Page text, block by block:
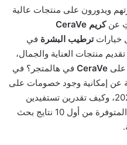
ويدورون على منتجات عالية
عن
كريم CeraVe
خياراتترطيب البشرة في
منتجات العناية والجمال،
على CeraVe في هالمتجر؟ في
عن إمكانية وجود خصومات على
خلال 2025، وكيف تقدرين تستفيدين
منها. بنستند على أحدث المعلومات المتوفرة من أول 10 نتايج بحث